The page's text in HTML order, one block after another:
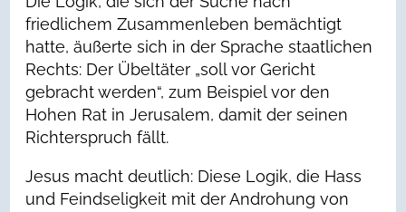
friedlichem Zusammenleben bemächtigt
hatte, äußerte sich in der Sprache staatlichen
Rechts: Der Übeltäter „soll vor Gericht
gebracht werden“, zum Beispiel vor den
Hohen Rat in Jerusalem, damit der seinen
Richterspruch fällt.
Jesus macht deutlich: Diese Logik, die Hass
und Feindseligkeit mit der Androhung von